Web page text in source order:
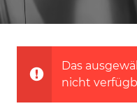
Das
nicht